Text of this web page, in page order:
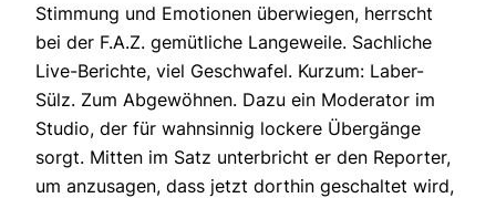
Stimmung und Emotionen überwiegen, herrscht
bei der F.A.Z. gemütliche Langeweile. Sachliche
Live-Berichte, viel Geschwafel. Kurzum: Laber-
Sülz. Zum Abgewöhnen. Dazu ein Moderator im
Studio, der für wahnsinnig lockere Übergänge
sorgt. Mitten im Satz unterbricht er den Reporter,
um anzusagen, dass jetzt dorthin geschaltet wird,